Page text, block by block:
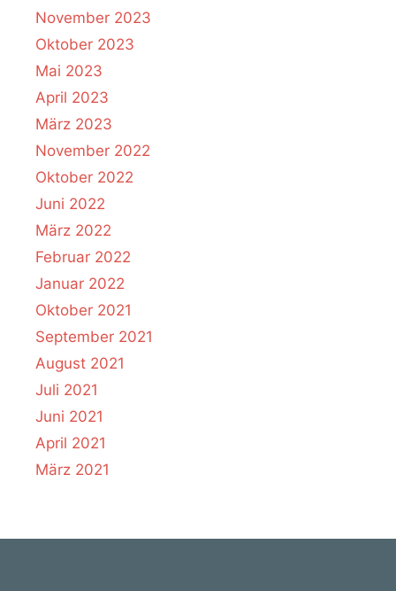
November 2023
Oktober 2023
Mai 2023
April 2023
März 2023
November 2022
Oktober 2022
Juni 2022
März 2022
Februar 2022
Januar 2022
Oktober 2021
September 2021
August 2021
Juli 2021
Juni 2021
April 2021
März 2021